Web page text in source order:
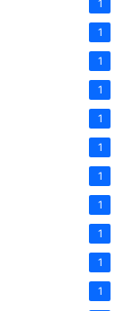
1
1
1
1
1
1
1
1
1
1
1